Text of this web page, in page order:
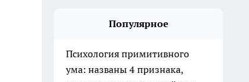
Популярное
Психология примитивного
ума: названы 4 признака,